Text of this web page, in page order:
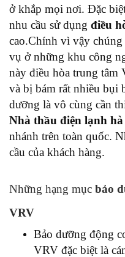
ở khắp mọi nơi. Đặc
nhu cầu sử dụng điều
cao.Chính vì vậy
vụ ở những khu công
này điều hòa trung tâm
và bị bám rất nhiều bụi
dưỡng là vô cùng cần
Nhà thầu điện lạnh hà
nhánh trên toàn quốc.
cầu của khách hàng.
Những hạng mục bảo
VRV
Bảo dưỡng động
VRV đặc biệt là